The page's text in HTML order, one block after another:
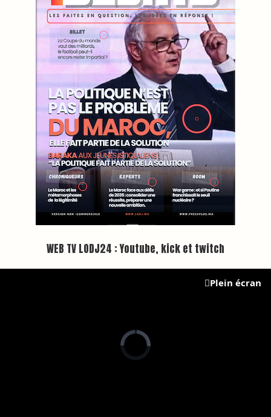
Plein écran
Inscription à la newsletter
Plus d'informations sur cette page :
7 days santé & conso du 31-07-2026